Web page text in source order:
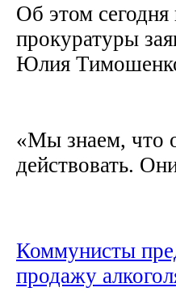
Об этом сегодня
прокуратуры
Юлия
«Мы знаем, что
действовать.
Коммунисты
продажу